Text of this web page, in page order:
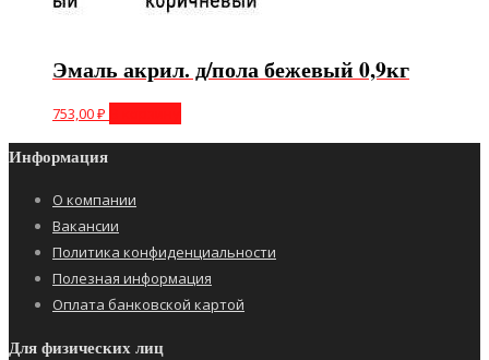
Эмаль акрил. д/пола бежевый 0,9кг
753,00₽
Информация
О компании
Вакансии
Политика конфиденциальности
Полезная информация
Оплата банковской картой
Для физических лиц